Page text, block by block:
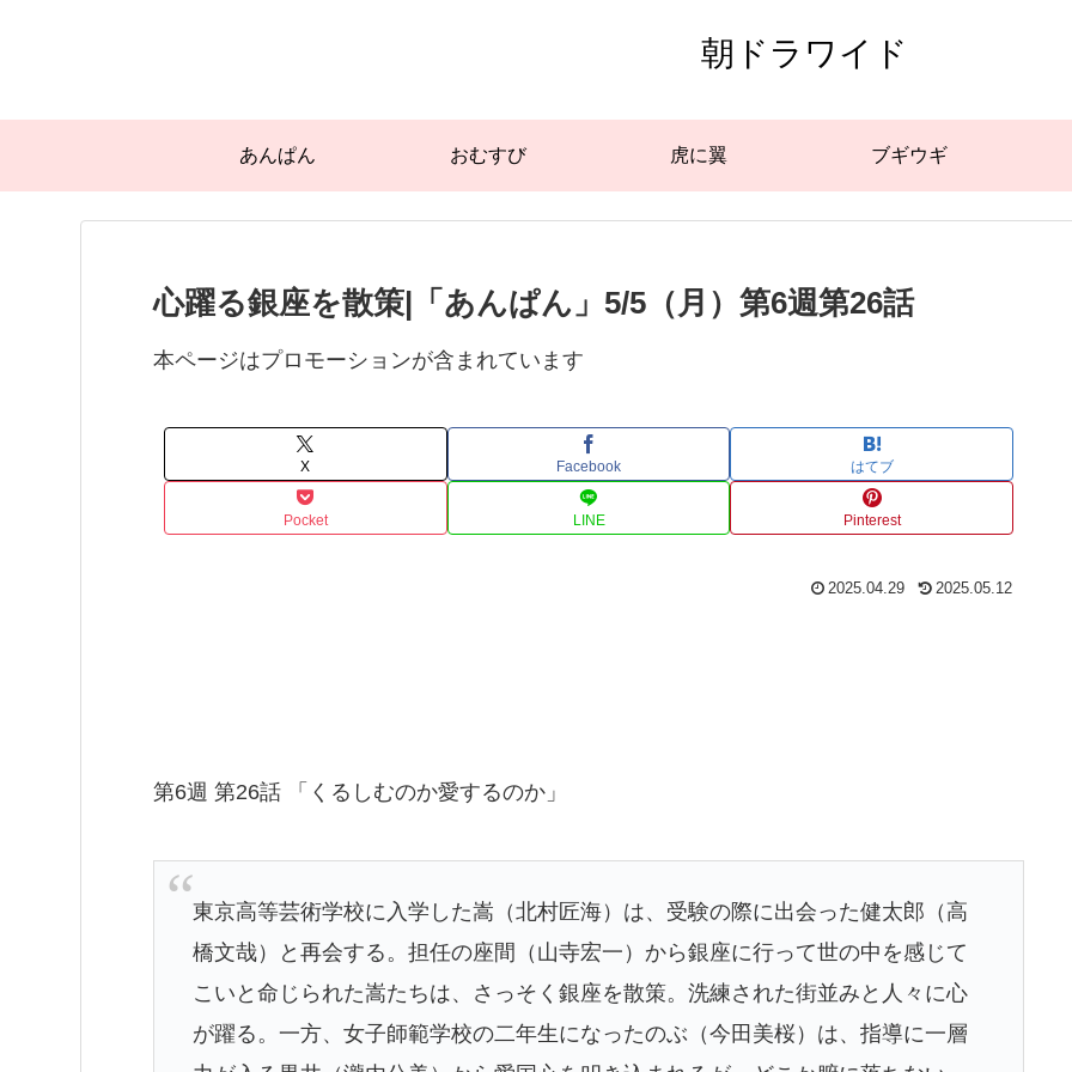
朝ドラワイド
あんぱん おむすび 虎に翼 ブギウギ
心躍る銀座を散策|「あんぱん」5/5（月）第6週第26話
本ページはプロモーションが含まれています
X Facebook はてブ
Pocket LINE Pinterest
2025.04.29 2025.05.12
第6週 第26話 「くるしむのか愛するのか」
東京高等芸術学校に入学した嵩（北村匠海）は、受験の際に出会った健太郎（高
橋文哉）と再会する。担任の座間（山寺宏一）から銀座に行って世の中を感じて
こいと命じられた嵩たちは、さっそく銀座を散策。洗練された街並みと人々に心
が躍る。一方、女子師範学校の二年生になったのぶ（今田美桜）は、指導に一層